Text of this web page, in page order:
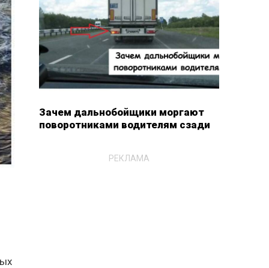
Зачем дальнобойщики моргают
поворотниками водителям сзади
РЕКЛАМА